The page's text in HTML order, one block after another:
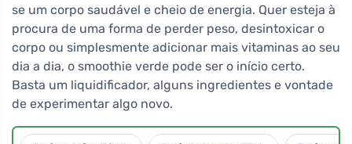
se um corpo saudável e cheio de energia. Quer esteja à
procura de uma forma de perder peso, desintoxicar o
corpo ou simplesmente adicionar mais vitaminas ao seu
dia a dia, o smoothie verde pode ser o início certo.
Basta um liquidificador, alguns ingredientes e vontade
de experimentar algo novo.